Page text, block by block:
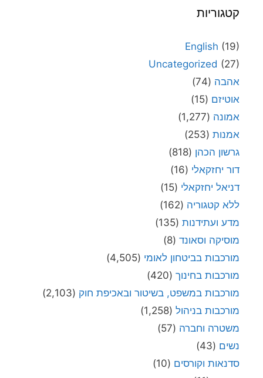
קטגוריות
English (19)
Uncategorized (27)
אהבה (74)
אוטיזם (15)
אמונה (1,277)
אמנות (253)
גרשון הכהן (818)
דור יחזקאלי (16)
דניאל יחזקאלי (15)
ללא קטגוריה (162)
מדע ועתידנות (135)
מוסיקה וסאונד (8)
מורכבות בביטחון לאומי (4,505)
מורכבות בחינוך (420)
מורכבות במשפט, בשיטור ובאכיפת חוק (2,103)
מורכבות בניהול (1,258)
משטרה וחברה (57)
נשים (43)
סדנאות וקורסים (10)